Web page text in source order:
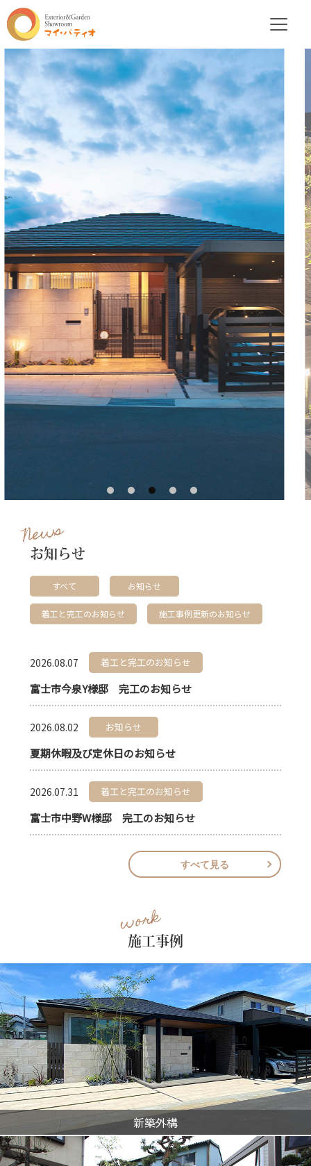
News
お知らせ
すべて お知らせ
着工と完工のお知らせ 施工事例更新のお知らせ
2026.08.07 着工と完工のお知らせ
富士市今泉Y様邸 完工のお知らせ
2026.08.02 お知らせ
夏期休暇及び定休日のお知らせ
2026.07.31 着工と完工のお知らせ
富士市中野W様邸 完工のお知らせ
すべて見る
work
施工事例
新築外構